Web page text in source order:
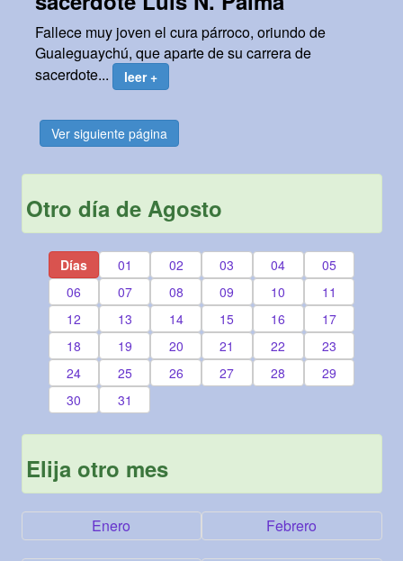
Fallece muy joven el cura párroco, oriundo de
Gualeguaychú, que aparte de su carrera de
sacerdote...
leer +
Ver siguiente página
Otro día de Agosto
Días 01 02 03 04
05
06
07 08 09 10
11
12
13 14 15 16
17
18
19 20 21 22
23
24
25 26 27 28
29
30
31
Elija otro mes
Enero Febrero